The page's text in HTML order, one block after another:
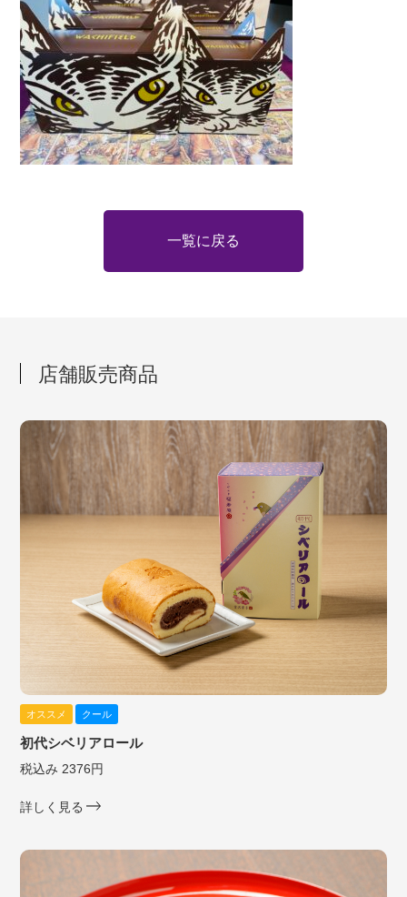
一覧に戻る
店舗販売商品
オススメ クール
初代シベリアロール
税込み 2376円
詳しく見る